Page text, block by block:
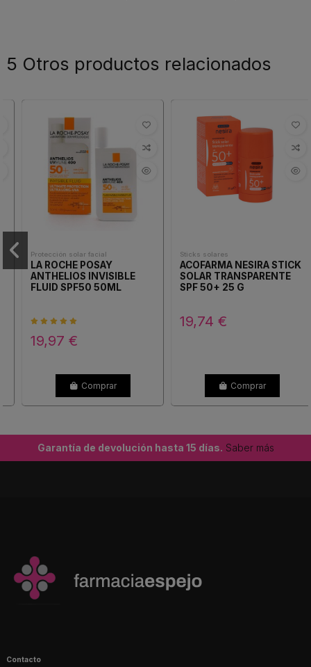
5 Otros productos relacionados
Protección solar facial
LA ROCHE POSAY
ANTHELIOS INVISIBLE
FLUID SPF50 50ML
19,97 €
Comprar
Sticks solares
ACOFARMA NESIRA STICK
SOLAR TRANSPARENTE
SPF 50+ 25 G
19,74 €
Comprar
Garantía de devolución hasta 15 días. Saber más
Contacto